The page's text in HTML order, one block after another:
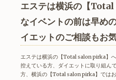
エステは横浜の【
なイベントの前は早め
イエットのご相談もお
エステは横浜の【Total salon pirka】
控えている方、 ダイエット に取り組ん
方、横浜の【Total salon pirka】では